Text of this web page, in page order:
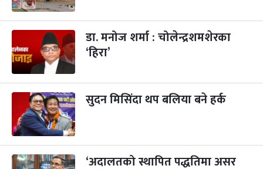
डा. मनोज शर्मा : चोलेन्द्रशमशेरका
‘हिरा’
सुदन मिसिंदा थप बलिया बने हर्क
‘अदालतको स्थापित पद्धतिमा असर